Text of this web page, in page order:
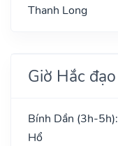
Thanh Long
Giờ Hắc
Bính Dần (3h-
Hổ